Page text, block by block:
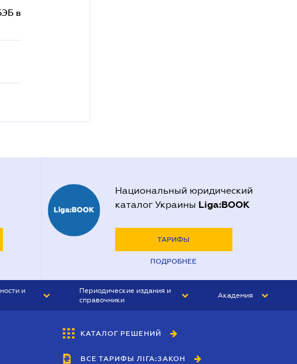
в
Национальный юридический
каталог Украины Liga:BOOK
ТАРИФЫ
ПОДРОБНЕЕ
и
Периодические издания и
справочники
БУХГАЛТЕР&ЗАКОН
ВЕСТНИК МСФО
Академия
КАТАЛОГ РЕШЕНИЙ
ВСЕ ТАРИФЫ ЛІГА:ЗАКОН